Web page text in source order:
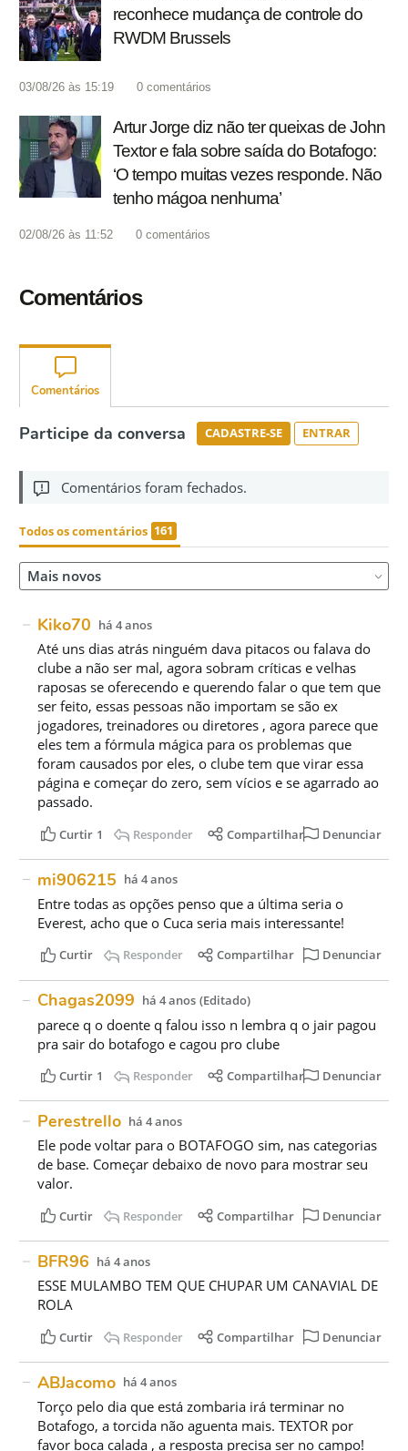
reconhece mudança de controle do
RWDM Brussels
03/08/26 às 15:19 0 comentários
Artur Jorge diz não ter queixas de John
Textor e fala sobre saída do Botafogo:
‘O tempo muitas vezes responde. Não
tenho mágoa nenhuma’
02/08/26 às 11:52 0 comentários
Comentários